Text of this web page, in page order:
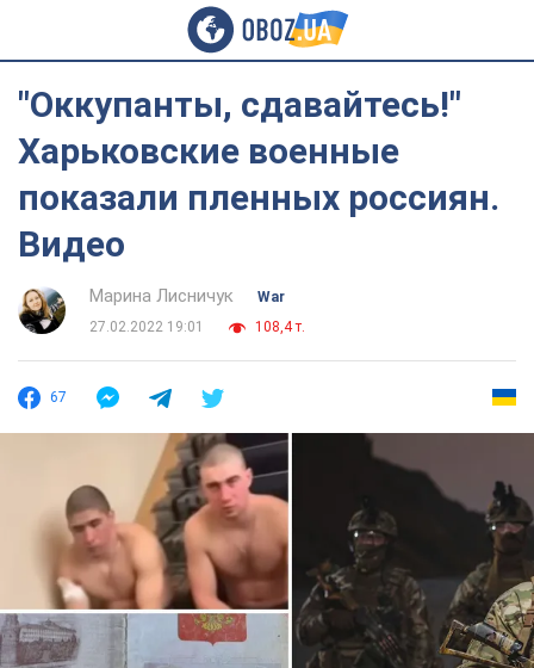
"Оккупанты, сдавайтесь!"
Харьковские военные
показали пленных россиян.
Видео
Марина Лисничук
War
27.02.2022 19:01
108,4 т.
67